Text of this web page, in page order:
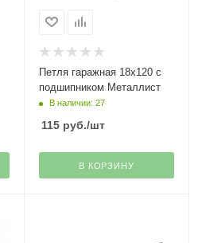
Петля гаражная 18х120 с
подшипником Металлист
В наличии: 27
115руб./шт
В КОРЗИНУ